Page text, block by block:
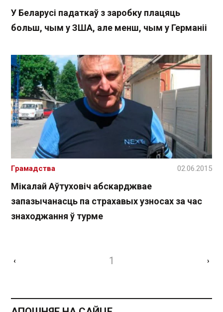
У Беларусі падаткаў з заробку плацяць
больш, чым у ЗША, але менш, чым у Германіі
Мікалай Аўтуховіч абскарджвае
запазычанасць па страхавых узносах за час
знаходжання ў турме
Грамадства 02.06.2015
‹ 1 ›